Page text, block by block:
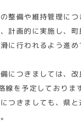
整備や維持管理に
計画的に実施し、
に行われるよう進
につきましては、
線を予定しておりま
つきましても、県